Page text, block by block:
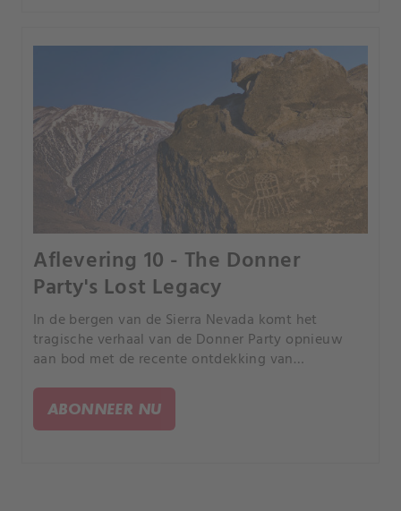
Aflevering 10 - The Donner
Party's Lost Legacy
In de bergen van de Sierra Nevada komt het
tragische verhaal van de Donner Party opnieuw
aan bod met de recente ontdekking van
schrijflei, die sinds de expeditie van 1846 in het ijs
bewaard zijn gebleven.
ABONNEER NU